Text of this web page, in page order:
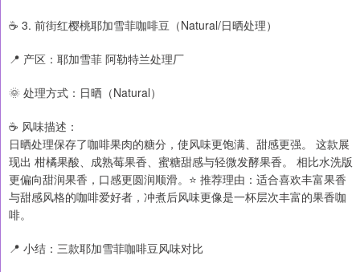
☕ 3. 前街红樱桃耶加雪菲咖啡豆（Natural/日晒处理）
📍 产区：耶加雪菲 阿勒特兰处理厂
🌞 处理方式：日晒（Natural）
☕ 风味描述：
日晒处理保存了咖啡果肉的糖分，使风味更饱满、甜感更强。 这款展
现出 柑橘果酸、成熟莓果香、蜜糖甜感与轻微发酵果香。 相比水洗版
更偏向甜润果香，口感更圆润顺滑。⭐ 推荐理由：适合喜欢丰富果香
与甜感风格的咖啡爱好者，冲煮后风味更像是一杯层次丰富的果香咖
啡。
📍 小结：三款耶加雪菲咖啡豆风味对比